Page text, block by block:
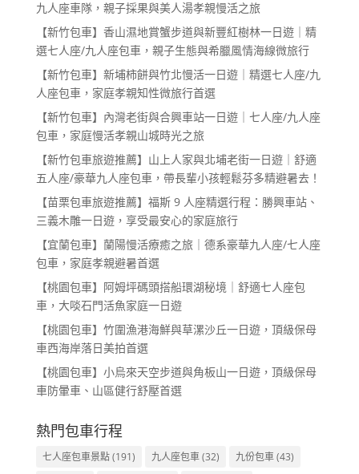
九人座車隊，親子採果與美人湯孝親慢活之旅
【新竹包車】香山濕地賞蟹步道與新豐紅樹林一日遊｜精
選七人座/九人座包車，親子生態與希臘風情海線微旅行
【新竹包車】新埔柿餅與竹北慢活一日遊｜精選七人座/九
人座包車，家庭孝親知性微旅行首選
【新竹包車】內灣老街與合興車站一日遊｜七人座/九人座
包車，家庭慢活孝親山城時光之旅
【新竹包車旅遊推薦】山上人家與北埔老街一日遊｜舒適
五人座/豪華九人座包車，帶長輩小孩輕鬆芬多精避暑去！
【苗栗包車旅遊推薦】福斯 9 人座精選行程：勝興車站、
三義木雕一日遊，享受最安心的家庭旅行
【宜蘭包車】蘭陽慢活療癒之旅｜德系豪華九人座/七人座
包車，家庭孝親避暑首選
【桃園包車】阿姆坪碼頭搭船環湖秘境｜舒適七人座包
車，大啖石門活魚家庭一日遊
【桃園包車】竹圍漁港海鮮與草漯沙丘一日遊，頂級保母
車西海岸落日美拍首選
【桃園包車】小烏來天空步道與角板山一日遊，頂級保母
車防暈車、山區健行舒壓首選
熱門包車行程
七人座包車景點(191) 九人座包車(32) 九份包車(43)